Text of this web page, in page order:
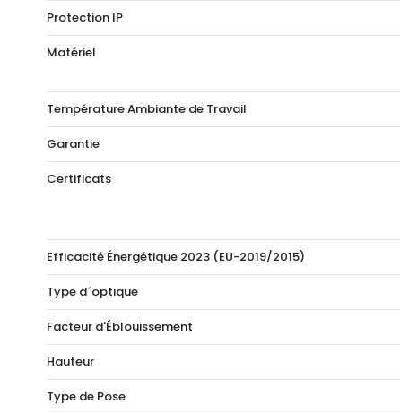
Protection IP
Matériel
Température Ambiante de Travail
Garantie
Certificats
Efficacité Énergétique 2023 (EU-2019/2015)
Type d´optique
Facteur d'Éblouissement
Hauteur
Type de Pose